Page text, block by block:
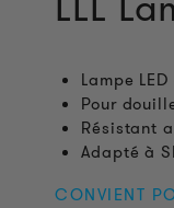
Lampe
Pour
Résistant
Adapté à
CONVIENT